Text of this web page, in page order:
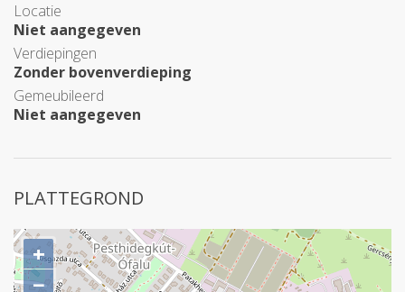
Locatie
Niet aangegeven
Verdiepingen
Zonder bovenverdieping
Gemeubileerd
Niet aangegeven
PLATTEGROND
+
−